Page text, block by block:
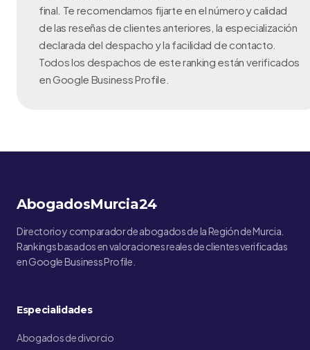
final. Te recomendamos fijarte en el número y calidad
de las reseñas de clientes anteriores, la especialización
declarada del despacho y la facilidad de contacto.
Todos los despachos de este ranking están verificados
en Google Business Profile.
AbogadosMurcia24
Directorio y comparador de abogados de la Región de Murcia.
Rankings basados en valoraciones reales de clientes verificadas
en Google Business Profile.
Especialidades
Abogados de divorcio